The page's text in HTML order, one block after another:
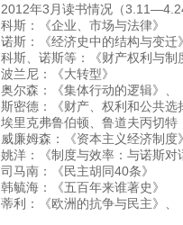
2012年3月读书情况（
科斯：《企业、市场与法律》
诺斯：《经济史中的结构与变
科斯、诺斯等：《财产权利与制
波兰尼：《大转型》
奥尔森：《集体行动的逻辑》、
斯密德：《财产、权利和公共选
埃里克弗鲁伯顿、鲁道夫丙切
威廉姆森：《资本主义经济制度
姚洋：《制度与效率：与诺斯对
司马南：《民主胡同40条》
韩毓海：《五百年来谁著史》
蒂利：《欧洲的抗争与民主》、